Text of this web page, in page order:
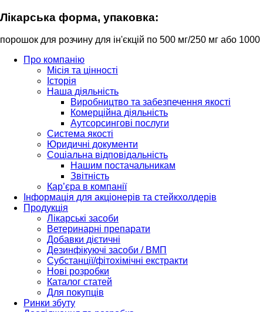
Лікарська форма, упаковка:
порошок для розчину для ін'єкцій по 500 мг/250 мг або
Про компанію
Місія та цінності
Історія
Наша діяльність
Виробництво та забезпечення якості
Комерційна діяльність
Аутсорсингові послуги
Система якості
Юридичні документи
Соціальна відповідальність
Нашим постачальникам
Звітність
Кар’єра в компанії
Інформація для акціонерів та стейкхолдерів
Продукція
Лікарські засоби
Ветеринарні препарати
Добавки дієтичні
Дезинфікуючі засоби / ВМП
Субстанції/фітохімічні екстракти
Нові розробки
Каталог статей
Для покупців
Ринки збуту